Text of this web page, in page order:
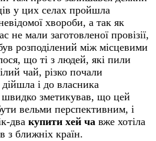
у цих селах пройшла
хвороби, а так як
не мали заготовленої провізії,
розподілений між місцевими
що ті з людей, які пили
чай, різко почали
і до власника
зметикував, що цей
вельми перспективним, і
два купити хей ча вже хотіла
з ближніх країн.